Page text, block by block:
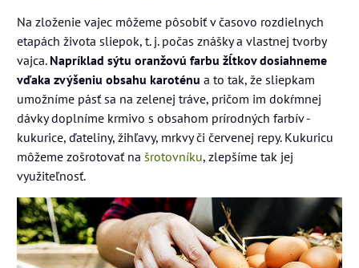
Na zloženie vajec môžeme pôsobiť v časovo rozdielnych
etapách života sliepok, t. j. počas znášky a vlastnej tvorby
vajca. Napríklad sýtu oranžovú farbu žĺtkov dosiahneme
vďaka zvýšeniu obsahu karoténu a to tak, že sliepkam
umožníme pásť sa na zelenej tráve, pričom im dokŕmnej
dávky doplníme krmivo s obsahom prírodných farbív -
kukurice, ďateliny, žihľavy, mrkvy či červenej repy. Kukuricu
môžeme zošrotovať na šrotovníku, zlepšíme tak jej
využiteľnosť.